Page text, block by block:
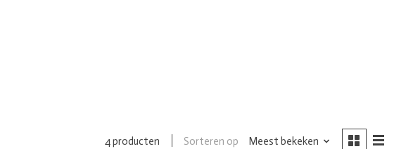
4 producten Sorteren op Meest bekeken